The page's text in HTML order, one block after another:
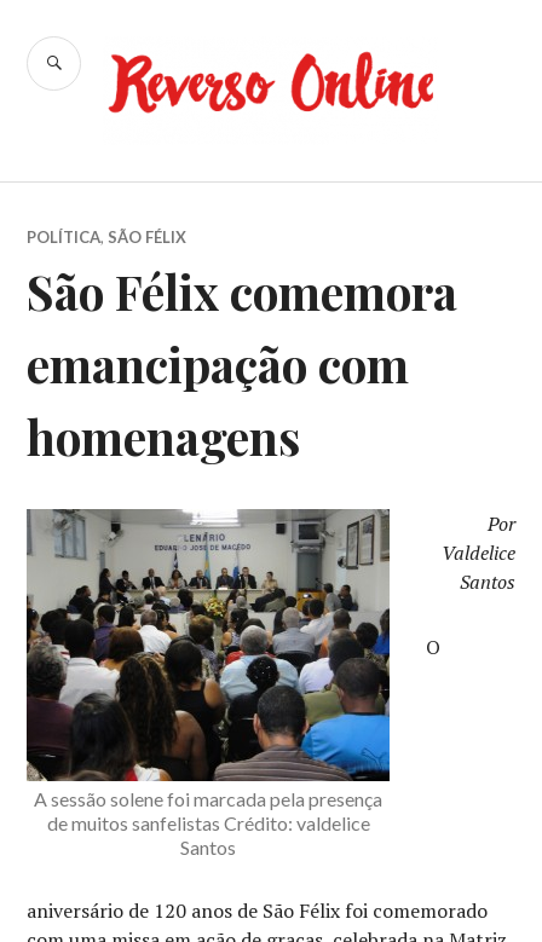
para
conteúdo
Reverso
BUSCA
POLÍTICA, SÃO FÉLIX
São Félix comemora
emancipação com
homenagens
A sessão solene foi marcada pela presença
de muitos sanfelistas Crédito: valdelice
Santos
Por
Valdelice
Santos
O
aniversário de 120 anos de São Félix foi comemorado